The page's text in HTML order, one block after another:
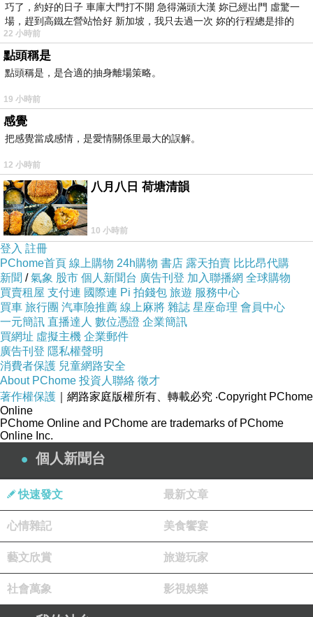
調查報告只有「尊重司法及醫療專業」的制式回
應，但據了解，馬英九在接到調查報告後，派總
統府秘書長楊進添拜訪黃煌雄，向他說明馬英九
已經讀了親筆信和報告。之後即傳出法務部及相
關部門入府報告陳水扁情況，顯示黃煌雄在調查
報告中呈現的獄中實況，讓馬英九對陳水扁保外
就醫一事也開始重新思考
上一篇：李登輝勉柯文哲「謙卑、冷靜、忍耐」
下一篇：涉嫌賄選 台南市議長李全教遭聲押
巧了，約好的日子 車庫大門打不開 急得滿頭大漢 妳已經出門 虛驚一
場，趕到高鐵左營站恰好 新加坡，我只去過一次 妳的行程總是排的
22 小時前
點頭稱是
點頭稱是，是合適的抽身離場策略。
19 小時前
感覺
把感覺當成感情，是愛情關係里最大的誤解。
12 小時前
八月八日 荷塘清韻
10 小時前
登入 註冊
PChome首頁 線上購物 24h購物 書店 露天拍賣 比比昂代購
新聞 /氣象 股市 個人新聞台 廣告刊登 加入聯播網 全球購物
買賣租屋 支付連 國際連 Pi 拍錢包 旅遊 服務中心
買車 旅行團 汽車險推薦 線上麻將 雜誌 星座命理 會員中心
一元簡訊 直播達人 數位憑證 企業簡訊
買網址 虛擬主機 企業郵件
廣告刊登 隱私權聲明
消費者保護 兒童網路安全
About PChome 投資人聯絡 徵才
著作權保護 ｜網路家庭版權所有、轉載必究 ‧Copyright PChome
Online
PChome Online and PChome are trademarks of PChome
Online Inc.
個人新聞台
快速發文 最新文章
心情雜記 美食饗宴
藝文欣賞 旅遊玩家
社會萬象 影視娛樂